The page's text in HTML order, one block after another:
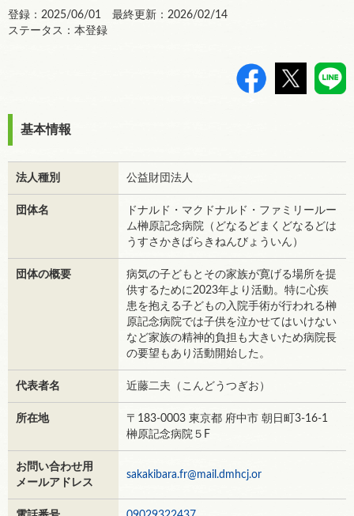
登録：2025/06/01 最終更新：2026/02/14
ステータス：本登録
基本情報
法人種別 公益財団法人
団体名
ドナルド・マクドナルド・ファミリールー
ム榊󠄀原記念病院（どなるどまくどなるどは
うすさかきばらきねんびょういん）
団体の概要
病気の子どもとその家族が寛げる場所を提
供するために2023年より活動。特に心疾
患を抱える子どもの入院手術が行われる榊󠄀
原記念病院では子供を泣かせてはいけない
など家族の精神的負担も大きいため病院長
の要望もあり活動開始した。
代表者名 近藤二夫（こんどうつぎお）
所在地
〒183-0003 東京都 府中市 朝日町3-16-1
榊󠄀原記念病院５F
お問い合わせ用
メールアドレス
sakakibara.fr@mail.dmhcj.or